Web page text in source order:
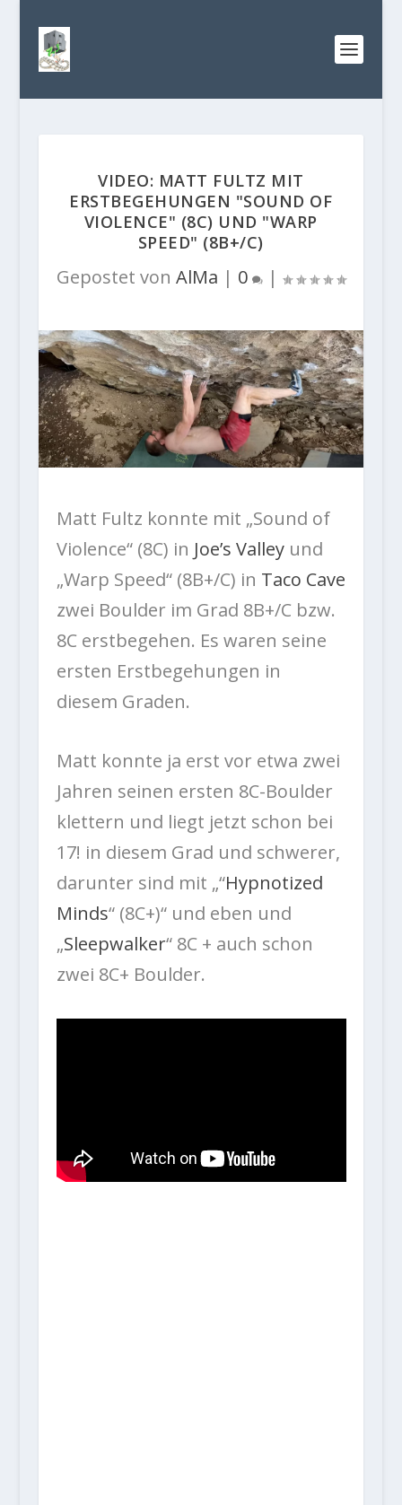
VIDEO: MATT FULTZ MIT
ERSTBEGEHUNGEN "SOUND OF
VIOLENCE" (8C) UND "WARP
SPEED" (8B+/C)
Gepostet von AlMa | 0 |
Matt Fultz konnte mit „Sound of
Violence“ (8C) in Joe’s Valleyund
„Warp Speed“ (8B+/C) in Taco Cave
zwei Boulder im Grad 8B+/C bzw.
8C erstbegehen. Es waren seine
ersten Erstbegehungen in
diesem Graden.
Matt konnte ja erst vor etwa zwei
Jahren seinen ersten 8C-Boulder
klettern und liegt jetzt schon bei
17! in diesem Grad und schwerer,
darunter sind mit „“Hypnotized
Minds“ (8C+)“ und eben und
„Sleepwalker“ 8C + auch schon
zwei 8C+ Boulder.